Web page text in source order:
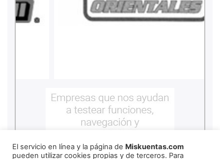
El servicio en línea y la página de Miskuentas.com
pueden utilizar cookies propias y de terceros. Para